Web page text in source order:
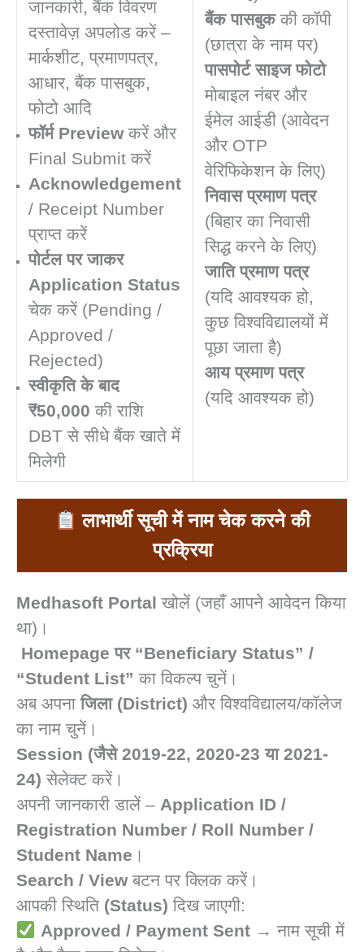
जानकारी, बैंक विवरण
दस्तावेज़ अपलोड करें –
मार्कशीट, प्रमाणपत्र,
आधार, बैंक पासबुक,
फोटो आदि
फॉर्म Previewकरें और
Final Submit करें
Acknowledgement
/ Receipt Number
प्राप्त करें
पोर्टल पर जाकर
Application Status
चेक करें (Pending /
Approved /
Rejected)
स्वीकृति के बाद
₹50,000 की राशि
DBT से सीधे बैंक खाते में
मिलेगी
बैंक पासबुककी कॉपी
(छात्रा के नाम पर)
पासपोर्ट साइज फोटो
मोबाइल नंबर और
ईमेल आईडी (आवेदन
और OTP
वेरिफिकेशन के लिए)
निवास प्रमाण पत्र
(बिहार का निवासी
सिद्ध करने के लिए)
जाति प्रमाण पत्र
(यदि आवश्यक हो,
कुछ विश्वविद्यालयों में
पूछा जाता है)
आय प्रमाण पत्र
(यदि आवश्यक हो)
लाभार्थी सूची में नाम चेक करने की
प्रक्रिया
Medhasoft Portal खोलें (जहाँ आपने आवेदन किया
था)।
Homepage पर “Beneficiary Status” /
“Student List” का विकल्प चुनें।
अब अपनाजिला (District) और विश्वविद्यालय/कॉलेज
का नाम चुनें।
Session (जैसे 2019-22, 2020-23 या 2021-
24) सेलेक्ट करें।
अपनी जानकारी डालें – Application ID /
Registration Number / Roll Number /
Student Name ।
Search / Viewबटन पर क्लिक करें।
आपकी स्थिति (Status) दिख जाएगी:
Approved / Payment Sent→ नाम सूची में